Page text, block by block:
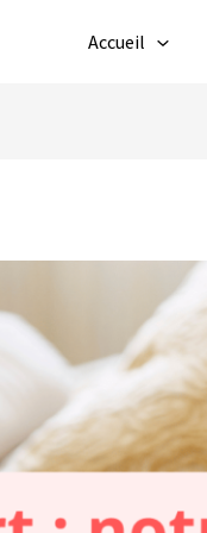
Accueil